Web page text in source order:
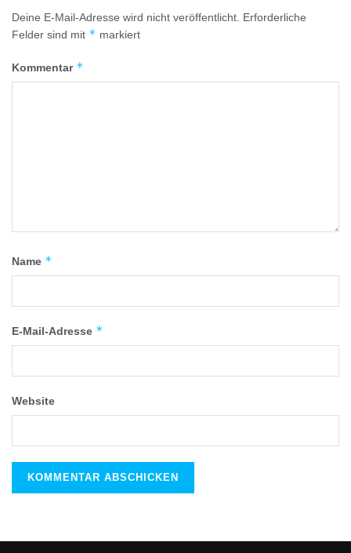
Deine E-Mail-Adresse wird nicht veröffentlicht. Erforderliche
Felder sind mit * markiert
Kommentar *
Name *
E-Mail-Adresse *
Website